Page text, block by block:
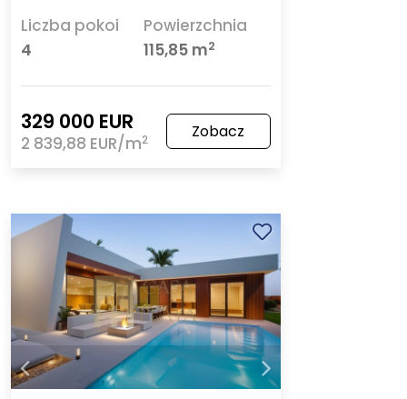
Liczba pokoi
4
Powierzchnia
115,85 m2
329 000 EUR
2 839,88 EUR/m2 Zobacz